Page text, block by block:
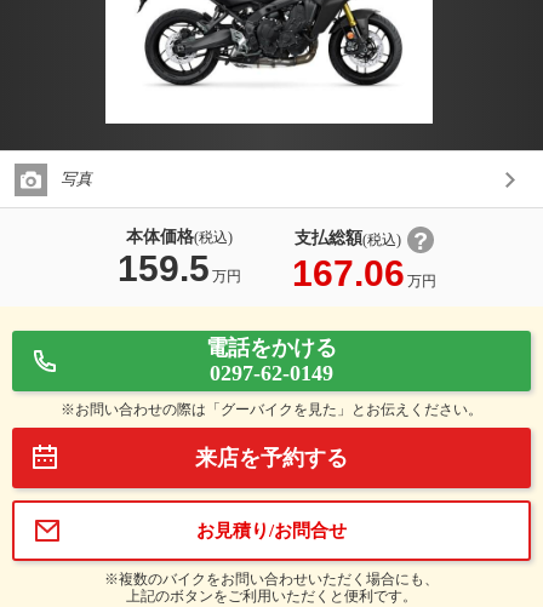
写真
本体価格(税込)
159.5 万円
支払総額(税込)
167.06 万円
電話をかける
0297-62-0149
※お問い合わせの際は「グーバイクを見た」とお伝えください。
来店を予約する
お見積り/お問合せ
※複数のバイクをお問い合わせいただく場合にも、
上記のボタンをご利用いただくと便利です。